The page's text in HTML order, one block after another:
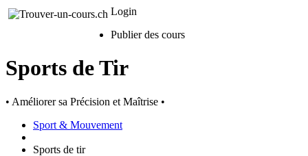
Login
Publier des cours
Sports de Tir
• Améliorer sa Précision et Maîtrise •
Sport & Mouvement
Sports de tir